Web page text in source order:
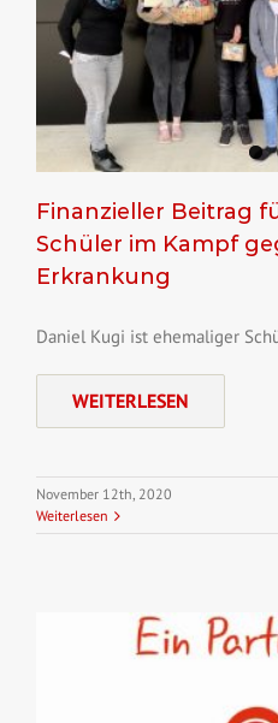
Finanzieller Beitrag
Schüler im Kampf
Erkrankung
Daniel Kugi ist ehemaliger
WEITERLESEN
November 12th, 2020
Weiterlesen